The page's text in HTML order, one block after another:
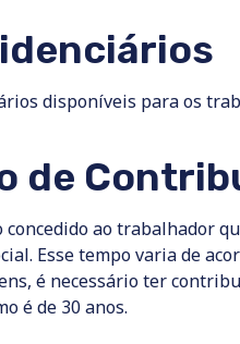
disponíveis para os
de
ao trabalhador
Esse tempo varia de
é necessário ter
é de 30 anos.